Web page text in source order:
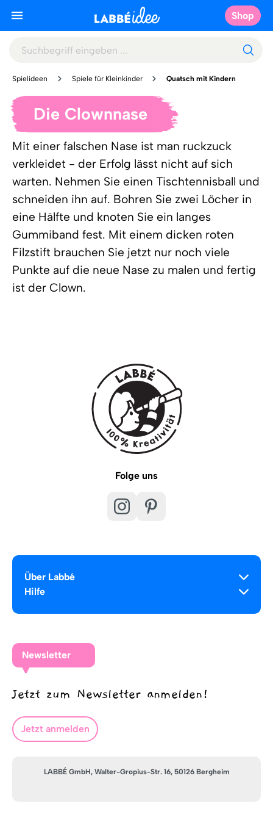
Shop
Spielideen Spiele für Kleinkinder Quatsch mit Kindern
Die Clownnase
Mit einer falschen Nase ist man ruckzuck
verkleidet - der Erfolg lässt nicht auf sich
warten. Nehmen Sie einen Tischtennisball und
schneiden ihn auf. Bohren Sie zwei Löcher in
eine Hälfte und knoten Sie ein langes
Gummiband fest. Mit einem dicken roten
Filzstift brauchen Sie jetzt nur noch viele
Punkte auf die neue Nase zu malen und fertig
ist der Clown.
Folge uns
Über Labbé
Hilfe
Newsletter
Jetzt zum Newsletter anmelden!
Jetzt anmelden
LABBÉ GmbH, Walter-Gropius-Str. 16, 50126 Bergheim